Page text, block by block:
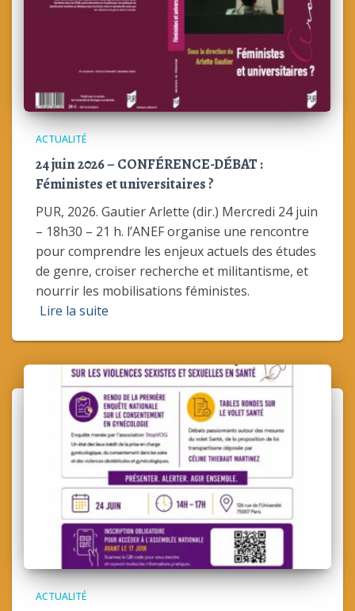
ACTUALITÉ
24 juin 2026 – CONFÉRENCE-DÉBAT :
Féministes et universitaires ?
PUR, 2026. Gautier Arlette (dir.) Mercredi 24 juin
– 18h30 – 21 h. l’ANEF organise une rencontre
pour comprendre les enjeux actuels des études
de genre, croiser recherche et militantisme, et
nourrir les mobilisations féministes.
Lire la suite
ACTUALITÉ